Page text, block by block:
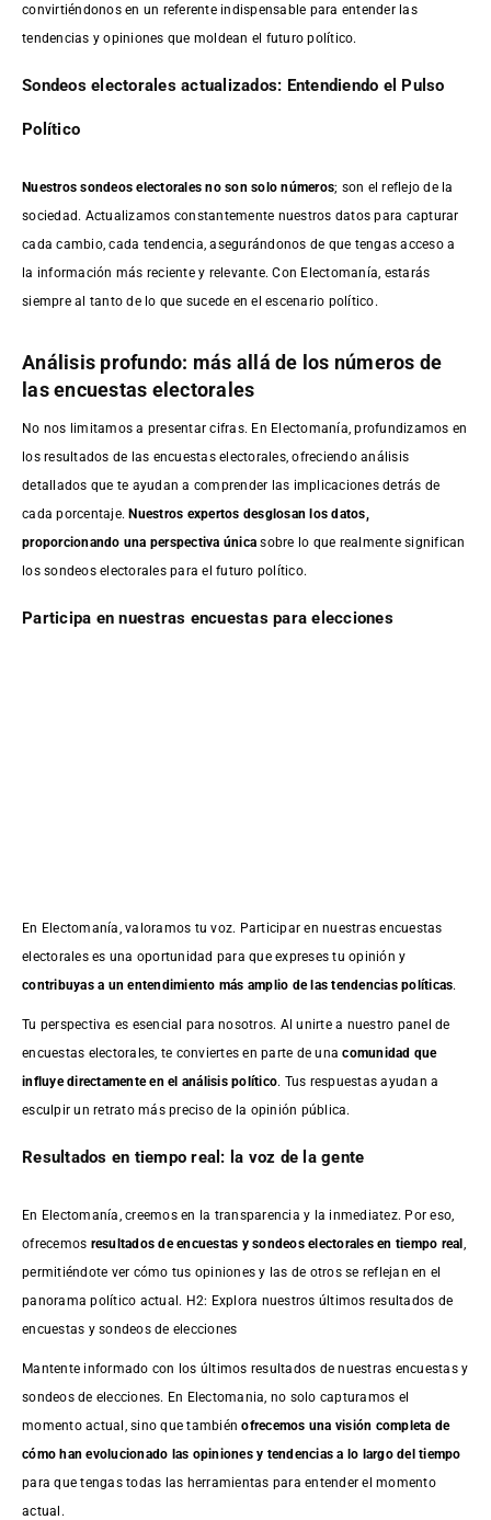
convirtiéndonos en un referente indispensable para entender las
tendencias y opiniones que moldean el futuro político.
Sondeos electorales actualizados: Entendiendo el Pulso
Político
Nuestros sondeos electorales no son solo números; son el reflejo de la
sociedad. Actualizamos constantemente nuestros datos para capturar
cada cambio, cada tendencia, asegurándonos de que tengas acceso a
la información más reciente y relevante. Con Electomanía, estarás
siempre al tanto de lo que sucede en el escenario político.
Análisis profundo: más allá de los números de
las encuestas electorales
No nos limitamos a presentar cifras. En Electomanía, profundizamos en
los resultados de las encuestas electorales, ofreciendo análisis
detallados que te ayudan a comprender las implicaciones detrás de
cada porcentaje.Nuestros expertos desglosan los datos,
proporcionando una perspectiva única sobre lo que realmente significan
los sondeos electorales para el futuro político.
Participa en nuestras encuestas para elecciones
En Electomanía, valoramos tu voz. Participar en nuestras encuestas
electorales es una oportunidad para que expreses tu opinión y
contribuyas a un entendimiento más amplio de las tendencias políticas.
Tu perspectiva es esencial para nosotros. Al unirte a nuestro panel de
encuestas electorales, te conviertes en parte de unacomunidad que
influye directamente en el análisis político. Tus respuestas ayudan a
esculpir un retrato más preciso de la opinión pública.
Resultados en tiempo real: la voz de la gente
En Electomanía, creemos en la transparencia y la inmediatez. Por eso,
ofrecemos resultados deencuestas y sondeos electorales en tiempo real
permitiéndote ver cómo tus opiniones y las de otros se reflejan en el
panorama político actual. H2: Explora nuestros últimos resultados de
encuestas y sondeos de elecciones
Mantente informado con los últimos resultados de nuestras encuestasy
sondeos de elecciones. En Electomania, no solo capturamos el
momento actual, sino que tambiénofrecemos una visión completa de
cómo han evolucionado las opiniones y tendencias a lo largo del tiempo
para que tengas todas las herramientas para entender el momento
actual.